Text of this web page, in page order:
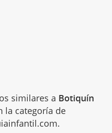
similares a Botiquín
la categoría de